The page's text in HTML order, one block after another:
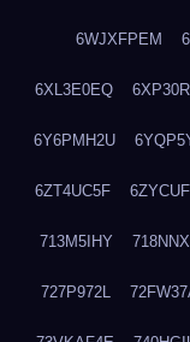
6WJXFPEM
6XL3E0EQ
6Y6PMH2U
6ZT4UC5F
713M5IHY
727P972L